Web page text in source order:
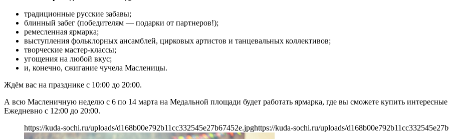
традиционные русские забавы;
блинный забег (победителям — подарки от партнеров!);
ремесленная ярмарка;
выступления фольклорных ансамблей, цирковых артистов и танцевальных коллективов;
творческие мастер-классы;
угощения на любой вкус;
и, конечно, сжигание чучела Масленицы.
Ждём вас на празднике с 10:00 до 20:00.
А всю Масленичную неделю с 6 по 14 марта на Медальной площади будет работать ярмарка, где вы сможете купить
Ежедневно с 12:00 до 20:00.
https://kuda-sochi.ru/uploads/d168b00e792b11cc332545e27b67452e.jpghttps://kuda-sochi.ru/uploads/